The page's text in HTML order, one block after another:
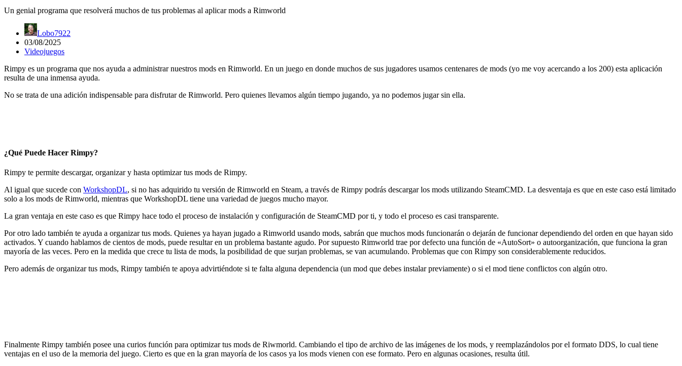
Un genial programa que resolverá muchos de tus problemas al aplicar mods a Rimworld
Lobo7922
03/08/2025
Videojuegos
Rimpy es un programa que nos ayuda a administrar nuestros mods en Rimworld. En un juego en donde muchos de sus jugadores usamos centenares de mods (yo me voy acercando a los 200) esta aplicación
resulta de una inmensa ayuda.
No se trata de una adición indispensable para disfrutar de Rimworld. Pero quienes llevamos algún tiempo jugando, ya no podemos jugar sin ella.
¿Qué Puede Hacer Rimpy?
Rimpy te permite descargar, organizar y hasta optimizar tus mods de Rimpy.
Al igual que sucede con WorkshopDL, si no has adquirido tu versión de Rimworld en Steam, a través de Rimpy podrás descargar los mods utilizando SteamCMD. La desventaja es que en este caso está limitado
solo a los mods de Rimworld, mientras que WorkshopDL tiene una variedad de juegos mucho mayor.
La gran ventaja en este caso es que Rimpy hace todo el proceso de instalación y configuración de SteamCMD por ti, y todo el proceso es casi transparente.
Por otro lado también te ayuda a organizar tus mods. Quienes ya hayan jugado a Rimworld usando mods, sabrán que muchos mods funcionarán o dejarán de funcionar dependiendo del orden en que hayan sido
activados. Y cuando hablamos de cientos de mods, puede resultar en un problema bastante agudo. Por supuesto Rimworld trae por defecto una función de «AutoSort» o autoorganización, que funciona la gran
mayoría de las veces. Pero en la medida que crece tu lista de mods, la posibilidad de que surjan problemas, se van acumulando. Problemas que con Rimpy son considerablemente reducidos.
Pero además de organizar tus mods, Rimpy también te apoya advirtiéndote si te falta alguna dependencia (un mod que debes instalar previamente) o si el mod tiene conflictos con algún otro.
Finalmente Rimpy también posee una curios función para optimizar tus mods de Riwmorld. Cambiando el tipo de archivo de las imágenes de los mods, y reemplazándolos por el formato DDS, lo cual tiene
ventajas en el uso de la memoria del juego. Cierto es que en la gran mayoría de los casos ya los mods vienen con ese formato. Pero en algunas ocasiones, resulta útil.